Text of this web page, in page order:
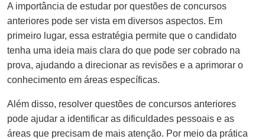
A importância de estudar por questões de concursos
anteriores pode ser vista em diversos aspectos. Em
primeiro lugar, essa estratégia permite que o candidato
tenha uma ideia mais clara do que pode ser cobrado na
prova, ajudando a direcionar as revisões e a aprimorar o
conhecimento em áreas específicas.
Além disso, resolver questões de concursos anteriores
pode ajudar a identificar as dificuldades pessoais e as
áreas que precisam de mais atenção. Por meio da prática